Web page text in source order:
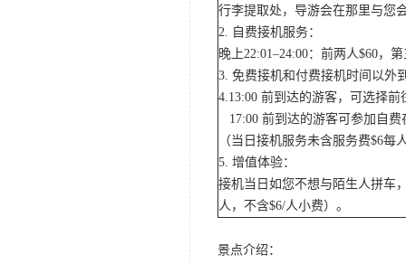
行李提取处，导游会在那里与您
2. 自费接机服务：
晚上22:01–24:00：前两人$60，
3. 免费接机和付费接机时间以外
4.13:00 前到达的游客，可选择
17:00 前到达的游客可参加自
（当日接机服务未含服务费$6每
5. 增值体验：
接机当日如您不想与陌生人拼车
人，不含$6/人小费）。
景点介绍：